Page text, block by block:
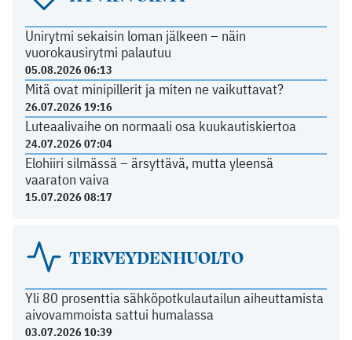
Unirytmi sekaisin loman jälkeen – näin
vuorokausirytmi palautuu
05.08.2026 06:13
Mitä ovat minipillerit ja miten ne vaikuttavat?
26.07.2026 19:16
Luteaalivaihe on normaali osa kuukautiskiertoa
24.07.2026 07:04
Elohiiri silmässä – ärsyttävä, mutta yleensä
vaaraton vaiva
15.07.2026 08:17
TERVEYDENHUOLTO
Yli 80 prosenttia sähköpotkulautailun aiheuttamista
aivovammoista sattui humalassa
03.07.2026 10:39